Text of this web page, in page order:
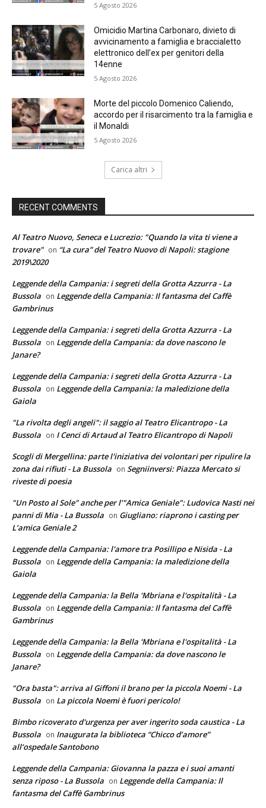
5 Agosto 2026
Omicidio Martina Carbonaro, divieto di
avvicinamento a famiglia e braccialetto
elettronico dell’ex per genitori della
14enne
5 Agosto 2026
Morte del piccolo Domenico Caliendo,
accordo per il risarcimento tra la famiglia e
il Monaldi
5 Agosto 2026
Carica altri
RECENT COMMENTS
Al Teatro Nuovo, Seneca e Lucrezio: "Quando la vita ti viene a
trovare" on “La cura” del Teatro Nuovo di Napoli: stagione
2019\2020
Leggende della Campania: i segreti della Grotta Azzurra - La
Bussola on Leggende della Campania: Il fantasma del Caffè
Gambrinus
Leggende della Campania: i segreti della Grotta Azzurra - La
Bussola on Leggende della Campania: da dove nascono le
Janare?
Leggende della Campania: i segreti della Grotta Azzurra - La
Bussola on Leggende della Campania: la maledizione della
Gaiola
"La rivolta degli angeli": il saggio al Teatro Elicantropo - La
Bussola on I Cenci di Artaud al Teatro Elicantropo di Napoli
Scogli di Mergellina: parte l'iniziativa dei volontari per ripulire la
zona dai rifiuti - La Bussola on Segniinversi: Piazza Mercato si
riveste di poesia
"Un Posto al Sole" anche per l’"Amica Geniale": Ludovica Nasti nei
panni di Mia - La Bussola on Giugliano: riaprono i casting per
L’amica Geniale 2
Leggende della Campania: l'amore tra Posillipo e Nisida - La
Bussola on Leggende della Campania: la maledizione della
Gaiola
Leggende della Campania: la Bella 'Mbriana e l'ospitalità - La
Bussola on Leggende della Campania: Il fantasma del Caffè
Gambrinus
Leggende della Campania: la Bella 'Mbriana e l'ospitalità - La
Bussola on Leggende della Campania: da dove nascono le
Janare?
"Ora basta": arriva al Giffoni il brano per la piccola Noemi - La
Bussola on La piccola Noemi è fuori pericolo!
Bimbo ricoverato d'urgenza per aver ingerito soda caustica - La
Bussola on Inaugurata la biblioteca “Chicco d’amore”
all’ospedale Santobono
Leggende della Campania: Giovanna la pazza e i suoi amanti
senza riposo - La Bussola on Leggende della Campania: Il
fantasma del Caffè Gambrinus